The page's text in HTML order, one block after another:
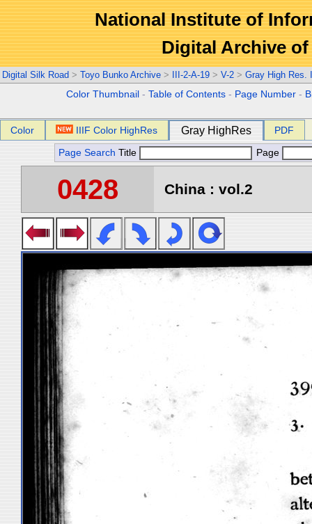
National Institute of
Digital Archive
Digital Silk Road > Toyo Bunko Archive > III-2-A-19 > V-2 > Gray High Res.
Color Thumbnail -Table of Contents - Page Number -
Color IIIF Color HighRes Gray HighRes PDF
Page Search Title Page
0428 China : vol.2